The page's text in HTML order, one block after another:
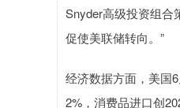
Snyder高级投资组合
促使美联储转向。”
经济数据方面，美国
2%，消费品进口创